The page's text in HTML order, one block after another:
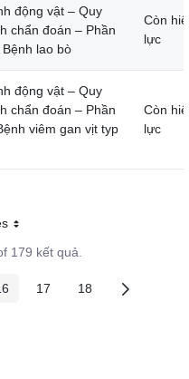
động vật – Quy
chẩn đoán – Phần
Bệnh lao bò
Còn
lực
động vật – Quy
chẩn đoán – Phần
viêm gan vịt typ
Còn
lực
trang
179 kết quả.
gian
trên cổng
Các trang trên cổng
Các trang trên cổng
17 Các trang trên
18